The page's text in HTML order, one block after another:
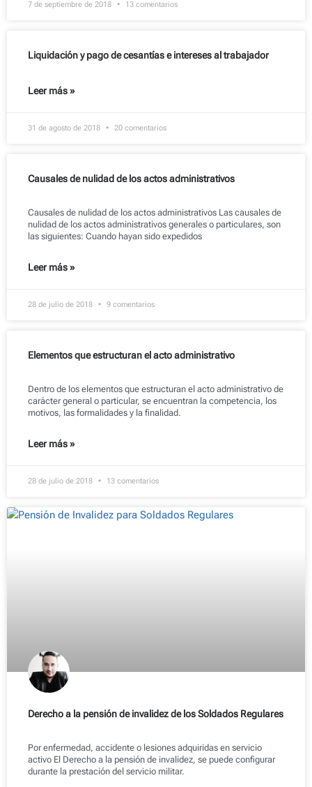
7 de septiembre de 2018 13 comentarios
Liquidación y pago de cesantías e intereses al trabajador
Leer más »
31 de agosto de 2018 20 comentarios
Causales de nulidad de los actos administrativos
Causales de nulidad de los actos administrativos Las causales de
nulidad de los actos administrativos generales o particulares, son
las siguientes: Cuando hayan sido expedidos
Leer más »
28 de julio de 2018 9 comentarios
Elementos que estructuran el acto administrativo
Dentro de los elementos que estructuran el acto administrativo de
carácter general o particular, se encuentran la competencia, los
motivos, las formalidades y la finalidad.
Leer más »
28 de julio de 2018 13 comentarios
Derecho a la pensión de invalidez de los Soldados Regulares
Por enfermedad, accidente o lesiones adquiridas en servicio
activo El Derecho a la pensión de invalidez, se puede configurar
durante la prestación del servicio militar.